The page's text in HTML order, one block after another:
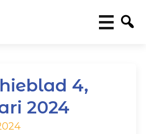
4,
2024